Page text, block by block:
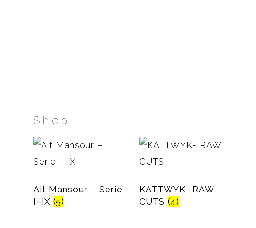
Shop
Ait Mansour – Serie
I–IX (5)
KATTWYK- RAW
CUTS(4)